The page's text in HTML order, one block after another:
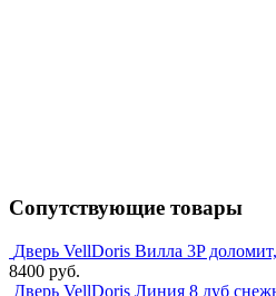
Сопутствующие товары
Дверь VellDoris Вилла 3P
8400 руб.
Дверь VellDoris Линия 8 дуб